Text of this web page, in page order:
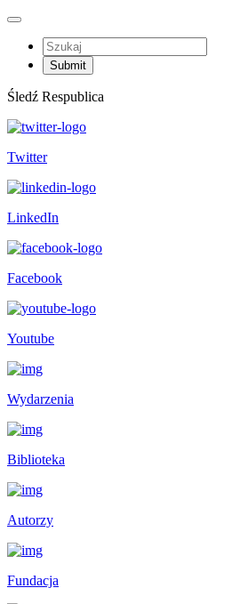
Śledź Respublica
Twitter
LinkedIn
Facebook
Youtube
Wydarzenia
Biblioteka
Autorzy
Fundacja